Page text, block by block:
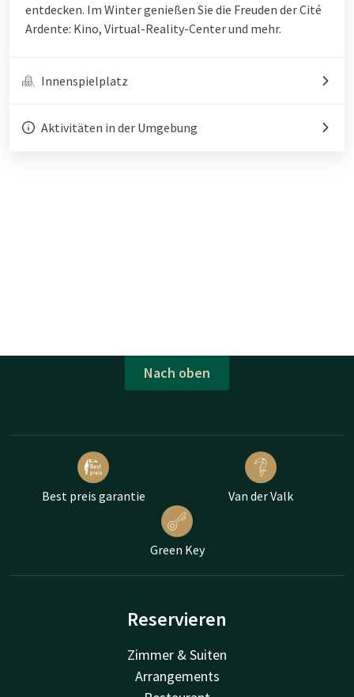
entdecken. Im Winter genießen Sie die Freuden der Cité
Ardente: Kino, Virtual-Reality-Center und mehr.
Innenspielplatz
Aktivitäten in der Umgebung
Nach oben
Best preis garantie Van der Valk
Green Key
Reservieren
Zimmer & Suiten
Arrangements